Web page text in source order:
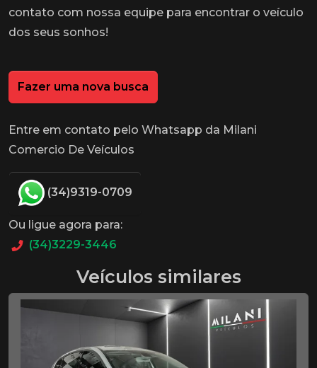
contato com nossa equipe para encontrar o veículo
dos seus sonhos!
Fazer uma nova busca
Entre em contato pelo Whatsapp da Milani
Comercio De Veículos
(34)9319-0709
Ou ligue agora para:
(34)3229-3446
Veículos similares